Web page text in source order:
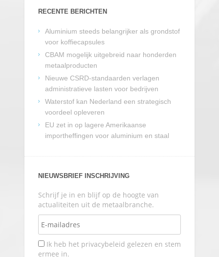
RECENTE BERICHTEN
Aluminium steeds belangrijker als grondstof
voor koffiecapsules
CBAM mogelijk uitgebreid naar honderden
metaalproducten
Nieuwe CSRD-standaarden verlagen
administratieve lasten voor bedrijven
Waterstof kan Nederland een strategisch
voordeel opleveren
EU zet in op lagere Amerikaanse
importheffingen voor aluminium en staal
NIEUWSBRIEF INSCHRIJVING
Schrijf je in en blijf op de hoogte van
actualiteiten uit de metaalbranche.
Ik heb het privacybeleid gelezen en stem
ermee in.